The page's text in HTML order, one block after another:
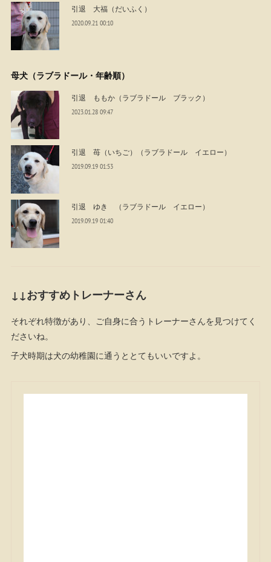
引退 大福（だいふく）
2020.09.21 00:10
母犬（ラブラドール・年齢順）
引退 ももか（ラブラドール ブラック）
2023.01.28 09:47
引退 苺（いちご）（ラブラドール イエロー）
2019.09.19 01:53
引退 ゆき （ラブラドール イエロー）
2019.09.19 01:40
↓↓おすすめトレーナーさん
それぞれ特徴があり、ご自身に合うトレーナーさんを見つけてく
ださいね。
子犬時期は犬の幼稚園に通うととてもいいですよ。